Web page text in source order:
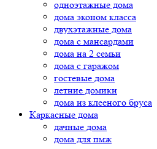
одноэтажные дома
дома эконом класса
двухэтажные дома
дома с мансардами
дома на 2 семьи
дома с гаражом
гостевые дома
летние домики
дома из клееного бруса
Каркасные дома
дачные дома
дома для пмж